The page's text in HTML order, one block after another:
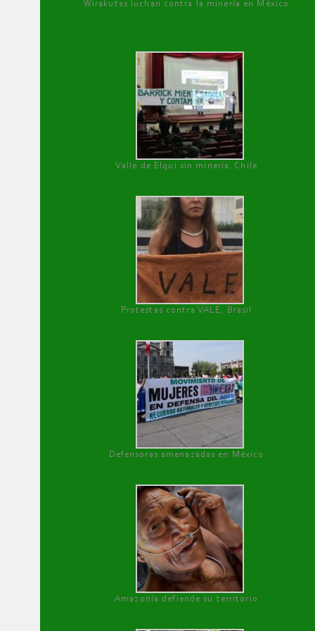
Wirakutas luchan contra la minería en México
Valle de Elqui sin minería. Chile
Protestas contra VALE, Brasil
Defensoras amenazadas en México
Amazonía defiende su territorio